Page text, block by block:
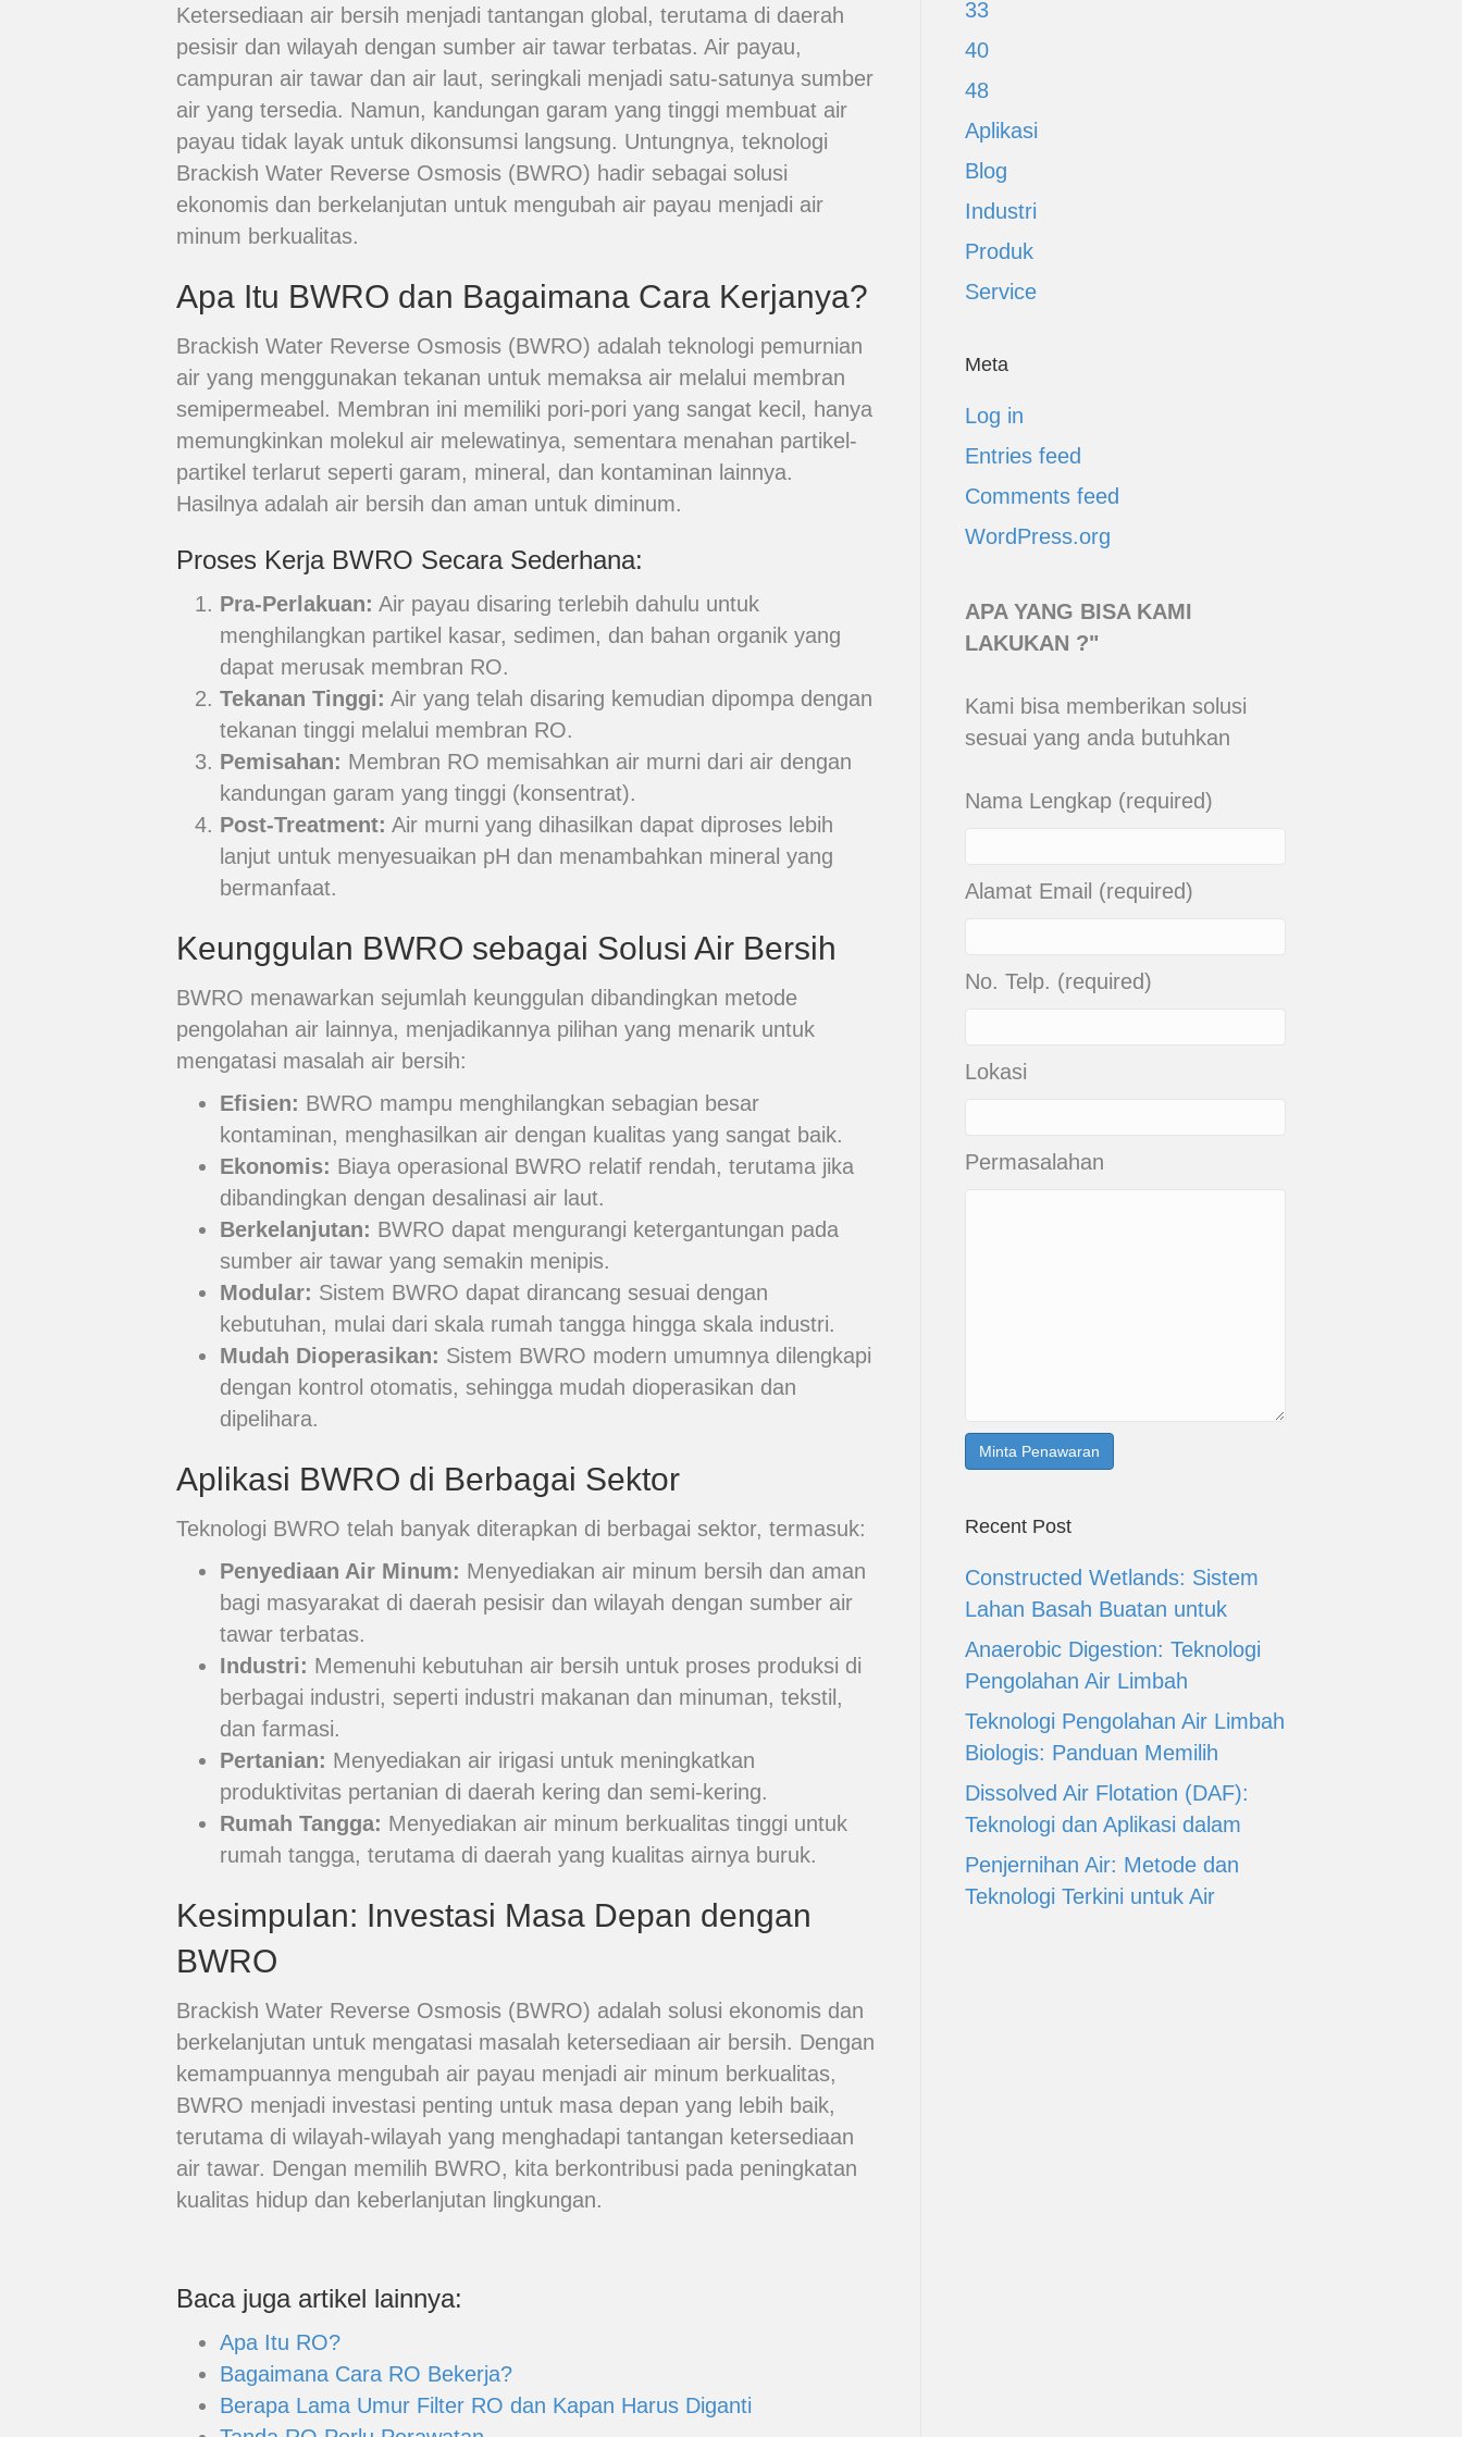
Ketersediaan air bersih menjadi tantangan global, terutama di daerah
pesisir dan wilayah dengan sumber air tawar terbatas. Air payau,
campuran air tawar dan air laut, seringkali menjadi satu-satunya sumber
air yang tersedia. Namun, kandungan garam yang tinggi membuat air
payau tidak layak untuk dikonsumsi langsung. Untungnya, teknologi
Brackish Water Reverse Osmosis (BWRO) hadir sebagai solusi
ekonomis dan berkelanjutan untuk mengubah air payau menjadi air
minum berkualitas.
Apa Itu BWRO dan Bagaimana Cara Kerjanya?
Brackish Water Reverse Osmosis (BWRO) adalah teknologi pemurnian
air yang menggunakan tekanan untuk memaksa air melalui membran
semipermeabel. Membran ini memiliki pori-pori yang sangat kecil, hanya
memungkinkan molekul air melewatinya, sementara menahan partikel-
partikel terlarut seperti garam, mineral, dan kontaminan lainnya.
Hasilnya adalah air bersih dan aman untuk diminum.
Proses Kerja BWRO Secara Sederhana:
Pra-Perlakuan: Air payau disaring terlebih dahulu untuk
menghilangkan partikel kasar, sedimen, dan bahan organik yang
dapat merusak membran RO.
Tekanan Tinggi: Air yang telah disaring kemudian dipompa dengan
tekanan tinggi melalui membran RO.
Pemisahan: Membran RO memisahkan air murni dari air dengan
kandungan garam yang tinggi (konsentrat).
Post-Treatment: Air murni yang dihasilkan dapat diproses lebih
lanjut untuk menyesuaikan pH dan menambahkan mineral yang
bermanfaat.
Keunggulan BWRO sebagai Solusi Air Bersih
BWRO menawarkan sejumlah keunggulan dibandingkan metode
pengolahan air lainnya, menjadikannya pilihan yang menarik untuk
mengatasi masalah air bersih:
Efisien: BWRO mampu menghilangkan sebagian besar
kontaminan, menghasilkan air dengan kualitas yang sangat baik.
Ekonomis: Biaya operasional BWRO relatif rendah, terutama jika
dibandingkan dengan desalinasi air laut.
Berkelanjutan: BWRO dapat mengurangi ketergantungan pada
sumber air tawar yang semakin menipis.
Modular: Sistem BWRO dapat dirancang sesuai dengan
kebutuhan, mulai dari skala rumah tangga hingga skala industri.
Mudah Dioperasikan: Sistem BWRO modern umumnya dilengkapi
dengan kontrol otomatis, sehingga mudah dioperasikan dan
dipelihara.
Aplikasi BWRO di Berbagai Sektor
Teknologi BWRO telah banyak diterapkan di berbagai sektor, termasuk:
Penyediaan Air Minum: Menyediakan air minum bersih dan aman
bagi masyarakat di daerah pesisir dan wilayah dengan sumber air
tawar terbatas.
Industri: Memenuhi kebutuhan air bersih untuk proses produksi di
berbagai industri, seperti industri makanan dan minuman, tekstil,
dan farmasi.
Pertanian: Menyediakan air irigasi untuk meningkatkan
produktivitas pertanian di daerah kering dan semi-kering.
Rumah Tangga: Menyediakan air minum berkualitas tinggi untuk
rumah tangga, terutama di daerah yang kualitas airnya buruk.
Kesimpulan: Investasi Masa Depan dengan
BWRO
Brackish Water Reverse Osmosis (BWRO) adalah solusi ekonomis dan
berkelanjutan untuk mengatasi masalah ketersediaan air bersih. Dengan
kemampuannya mengubah air payau menjadi air minum berkualitas,
BWRO menjadi investasi penting untuk masa depan yang lebih baik,
terutama di wilayah-wilayah yang menghadapi tantangan ketersediaan
air tawar. Dengan memilih BWRO, kita berkontribusi pada peningkatan
kualitas hidup dan keberlanjutan lingkungan.
Baca juga artikel lainnya:
Apa Itu RO?
Bagaimana Cara RO Bekerja?
Berapa Lama Umur Filter RO dan Kapan Harus Diganti
33
40
48
Aplikasi
Blog
Industri
Produk
Service
Meta
Log in
Entries feed
Comments feed
WordPress.org
APA YANG BISA KAMI
LAKUKAN ?"
Kami bisa memberikan solusi
sesuai yang anda butuhkan
Nama Lengkap (required)
Alamat Email (required)
No. Telp. (required)
Lokasi
Permasalahan
Recent Post
Constructed Wetlands: Sistem
Lahan Basah Buatan untuk
Anaerobic Digestion: Teknologi
Pengolahan Air Limbah
Teknologi Pengolahan Air Limbah
Biologis: Panduan Memilih
Dissolved Air Flotation (DAF):
Teknologi dan Aplikasi dalam
Penjernihan Air: Metode dan
Teknologi Terkini untuk Air